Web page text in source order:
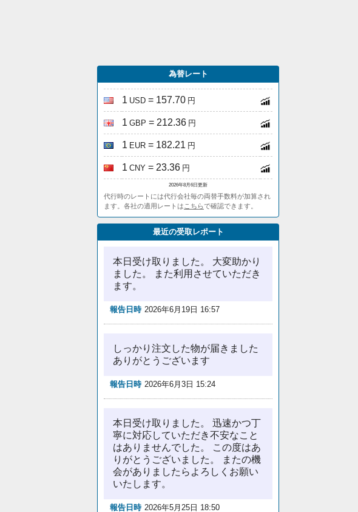
為替レート
1 USD = 157.70 円
1 GBP = 212.36 円
1 EUR = 182.21 円
1 CNY = 23.36 円
2026年8月6日更新
代行時のレートには代行会社毎の両替手数料が加算され
ます。各社の適用レートは こちらで確認できます。
最近の受取レポート
本日受け取りました。 大変助かり
ました。 また利用させていただき
ます。
報告日時 2026年6月19日 16:57
しっかり注文した物が届きました
ありがとうございます
報告日時 2026年6月3日 15:24
本日受け取りました。 迅速かつ丁
寧に対応していただき不安なこと
はありませんでした。 この度はあ
りがとうございました。 またの機
会がありましたらよろしくお願い
いたします。
報告日時 2026年5月25日 18:50